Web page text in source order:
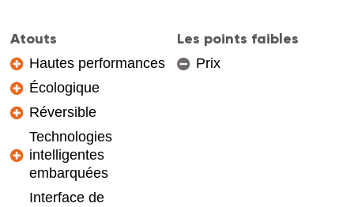
Atouts
Hautes performances
Écologique
Réversible
Technologies
intelligentes
embarquées
Interface de
Les points faibles
Prix